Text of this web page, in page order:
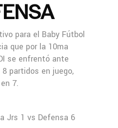
para el Baby Fútbol
que por la 10ma
se enfrentó ante
partidos en juego,
7.
Jrs 1 vs Defensa 6